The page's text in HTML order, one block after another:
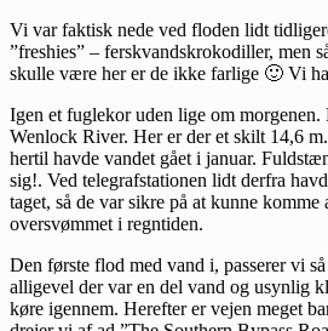
Vi var faktisk nede ved floden lidt
”freshies” – ferskvandskrokodiller, men
skulle være her er de ikke farlige 🙂 Vi
Igen et fuglekor uden lige om morgenen.
Wenlock River. Her er der et skilt 14,6
hertil havde vandet gået i januar.
sig!. Ved telegrafstationen lidt derfra
taget, så de var sikre på at kunne
oversvømmet i regntiden.
Den første flod med vand i, passerer vi
alligevel der var en del vand og usynlig
køre igennem. Herefter er vejen meget